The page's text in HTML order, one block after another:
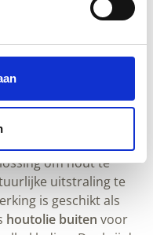
| deCokerije
om hout te
uitstraling te
is geschikt als
houtolie buiten voor